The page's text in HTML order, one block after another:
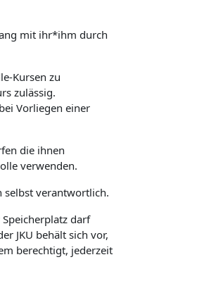
mit ihr*ihm durch
Kursen zu
zulässig.
Vorliegen einer
die ihnen
verwenden.
selbst verantwortlich.
darf
JKU behält sich vor,
berechtigt, jederzeit